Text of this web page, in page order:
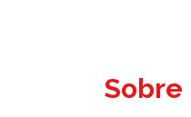
Sobre